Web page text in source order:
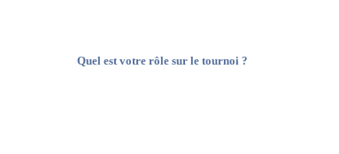
Quel est votre rôle sur le tournoi ?